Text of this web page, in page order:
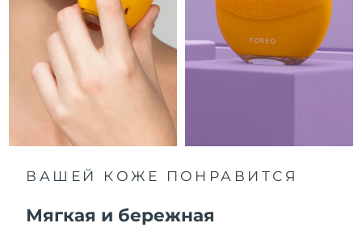
ВАШЕЙ КОЖЕ ПОНРАВИТСЯ
Мягкая и бережная
Казахстан
Ожидаемая дата доставки
13/8/26
Кувейт
Латвия
Ливан
Ожидаемая дата доставки
Ожидаемая дата доставки